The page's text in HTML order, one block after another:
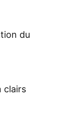
du
clairs